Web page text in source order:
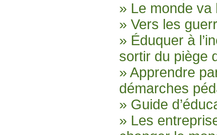
» Le monde
» Vers les
» Éduquer à
sortir du piège
» Apprendre
démarches
» Guide
» Les